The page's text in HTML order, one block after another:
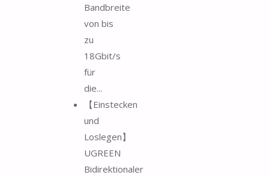
Bandbreite
von bis
zu
18Gbit/s
für
die...
【Einstecken
und
Loslegen】
UGREEN
Bidirektionaler